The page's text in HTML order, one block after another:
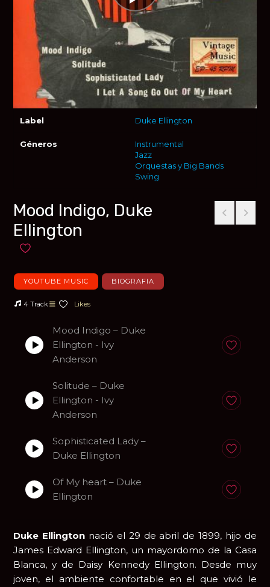
Label Duke Ellington
Géneros
Instrumental
Jazz
Orquestas y Big Bands
Swing
Mood Indigo, Duke
Ellington
Añadir a favoritos
YOUTUBE MUSIC BIOGRAFIA
4 Track Likes
Mood Indigo – Duke
Ellington - Ivy
Anderson
Anadir a
Solitude – Duke
Ellington - Ivy
Anderson
Anadir a
Sophisticated Lady –
Duke Ellington
Anadir a
Of My heart – Duke
Ellington
Anadir a
Duke Ellington nació el 29 de abril de 1899, hijo de
James Edward Ellington, un mayordomo de la Casa
Blanca, y de Daisy Kennedy Ellington. Desde muy
joven, el ambiente confortable en el que vivió le